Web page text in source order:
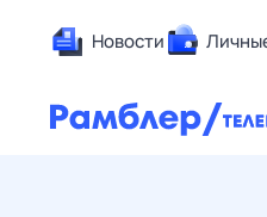
Новости